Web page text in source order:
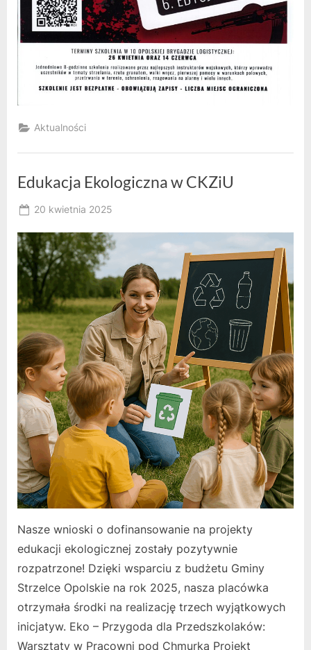
Aktualności
Edukacja Ekologiczna w CKZiU
Posted
20 kwietnia 2025
Nasze wnioski o dofinansowanie na projekty
edukacji ekologicznej zostały pozytywnie
rozpatrzone! Dzięki wsparciu z budżetu Gminy
Strzelce Opolskie na rok 2025, nasza placówka
otrzymała środki na realizację trzech wyjątkowych
inicjatyw. Eko – Przygoda dla Przedszkolaków:
Warsztaty w Pracowni pod Chmurką Projekt